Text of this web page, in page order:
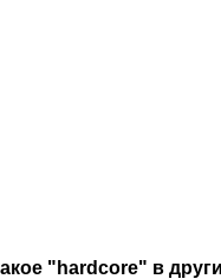
"hardcore" в